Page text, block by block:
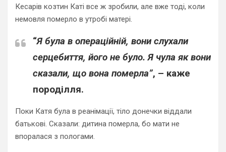
Кесарів козтин Каті все ж зробили, але вже тоді, коли
немовля померло в утробі матері.
“Я була в операційній, вони слухали
серцебиття, його не було. Я чула як вони
сказали, що вона померла”, – каже
породілля.
Поки Катя була в реанімації, тіло донечки віддали
батькові. Сказали: дитина померла, бо мати не
впоралася з пологами.